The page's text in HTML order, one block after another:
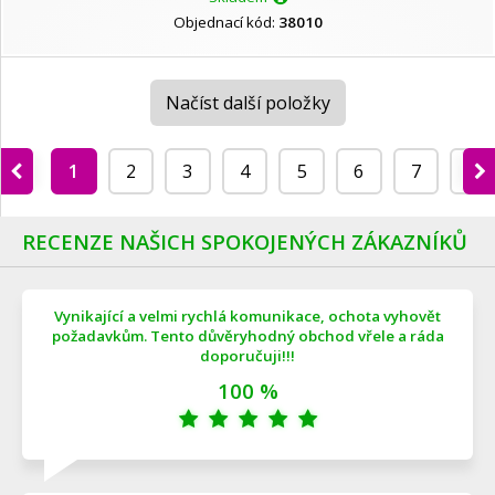
Objednací kód: 38010
Načíst další položky
1 2 3 4 5 6 7 8
RECENZE NAŠICH SPOKOJENÝCH ZÁKAZNÍKŮ
Vynikající a velmi rychlá komunikace, ochota vyhovět
požadavkům. Tento důvěryhodný obchod vřele a ráda
doporučuji!!!
100 %